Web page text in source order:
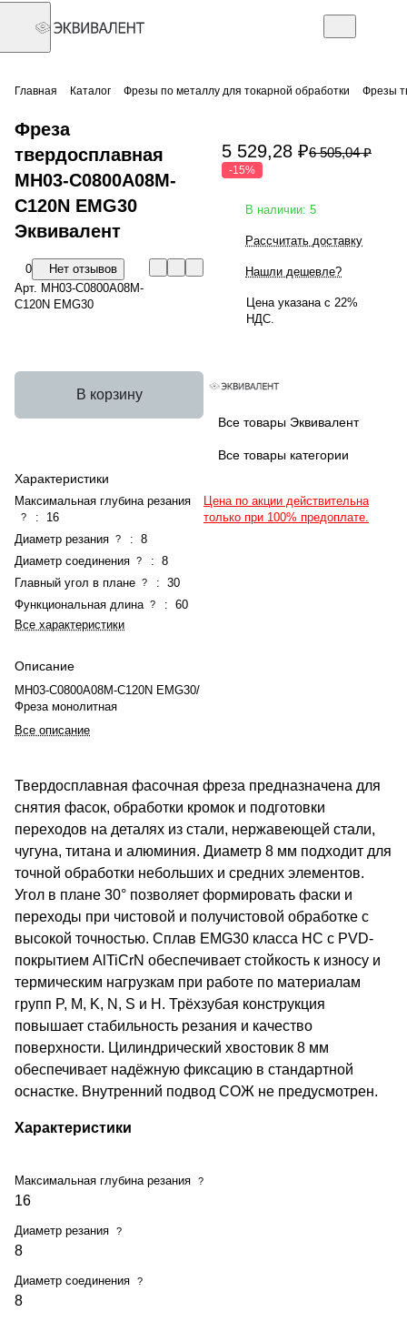
Главная Каталог Фрезы по металлу для токарной обработки Фрезы
Фреза
твердосплавная
MH03-C0800A08M-
C120N EMG30
Эквивалент
0
Нет отзывов
Арт. MH03-C0800A08M-
C120N EMG30
В корзину
Характеристики
Максимальная глубина резания
? :
16
Диаметр резания ? : 8
Диаметр соединения ? : 8
Главный угол в плане ? : 30
Функциональная длина ? : 60
Все характеристики
Описание
MH03-C0800A08M-C120N EMG30/
Фреза монолитная
Все описание
5 529,28 ₽6 505,04 ₽
-15%
В наличии: 5
Рассчитать доставку
Нашли дешевле?
Цена указана с 22%
НДС.
Все товары Эквивалент
Все товары категории
Цена по акции действительна
только при 100% предоплате.
Твердосплавная фасочная фреза предназначена для
снятия фасок, обработки кромок и подготовки
переходов на деталях из стали, нержавеющей стали,
чугуна, титана и алюминия. Диаметр 8 мм подходит для
точной обработки небольших и средних элементов.
Угол в плане 30° позволяет формировать фаски и
переходы при чистовой и получистовой обработке с
высокой точностью. Сплав EMG30 класса HC с PVD-
покрытием AlTiCrN обеспечивает стойкость к износу и
термическим нагрузкам при работе по материалам
групп P, M, K, N, S и H. Трёхзубая конструкция
повышает стабильность резания и качество
поверхности. Цилиндрический хвостовик 8 мм
обеспечивает надёжную фиксацию в стандартной
оснастке. Внутренний подвод СОЖ не предусмотрен.
Характеристики
Максимальная глубина резания ?
16
Диаметр резания ?
8
Диаметр соединения ?
8